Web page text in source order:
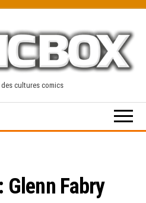
des cultures comics
Glenn Fabry